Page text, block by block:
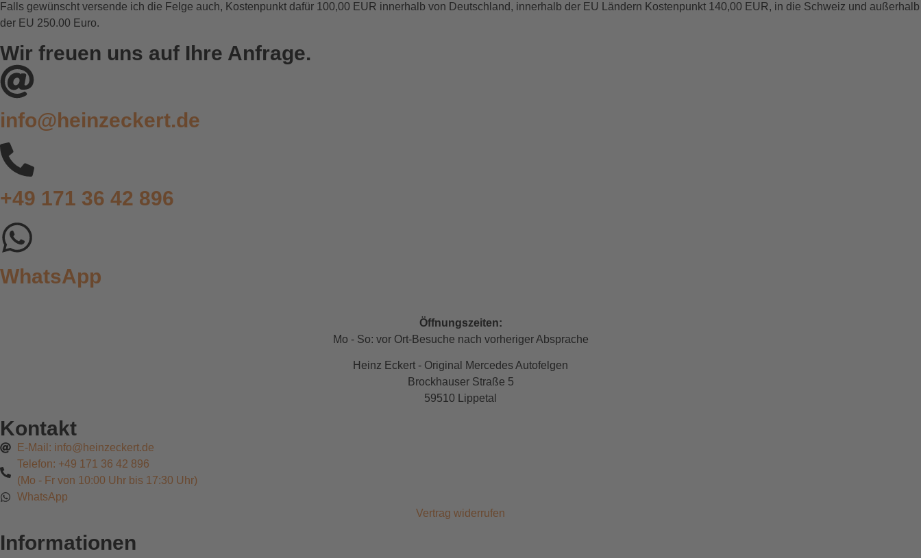
Falls gewünscht versende ich die Felge auch, Kostenpunkt dafür 100,00 EUR innerhalb von Deutschland, innerhalb der EU Ländern Kostenpunkt 140,00 EUR, in die Schweiz und außerhalb
der EU 250.00 Euro.
Wir freuen uns auf Ihre Anfrage.
info@heinzeckert.de
+49 171 36 42 896
WhatsApp
Öffnungszeiten:
Mo - So: vor Ort-Besuche nach vorheriger Absprache
Heinz Eckert - Original Mercedes Autofelgen
Brockhauser Straße 5
59510 Lippetal
Kontakt
E-Mail: info@heinzeckert.de
Telefon: +49 171 36 42 896
(Mo - Fr von 10:00 Uhr bis 17:30 Uhr)
WhatsApp
Vertrag widerrufen
Informationen